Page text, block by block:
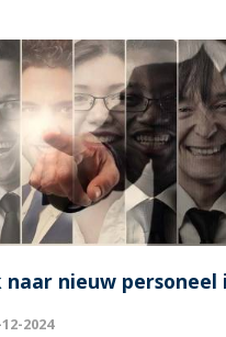
naar nieuw personeel
2024